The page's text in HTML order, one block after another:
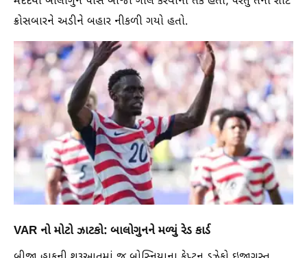
ક્રોસબારને અડીને બહાર નીકળી ગયો હતો.
VAR નો મોટો ઝાટકો: બાલોગુનને મળ્યું રેડ કાર્ડ